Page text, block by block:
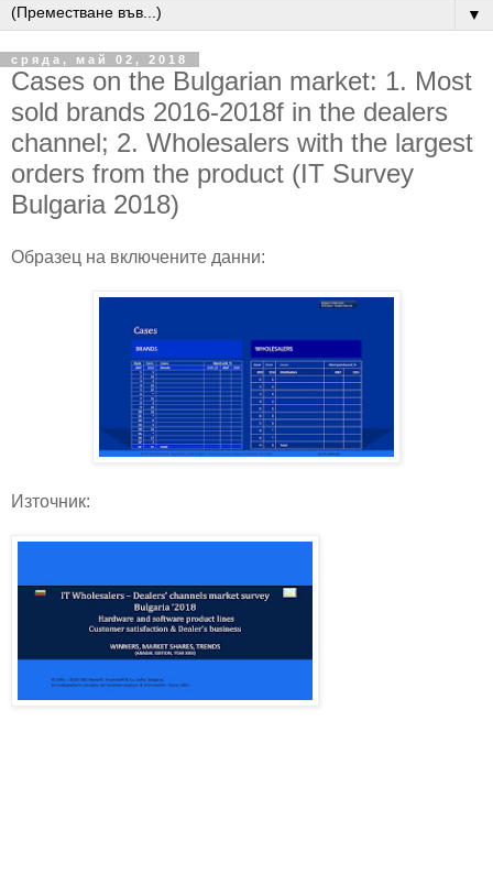
▼
сряда, май 02, 2018
Cases on the Bulgarian market: 1. Most
sold brands 2016-2018f in the dealers
channel; 2. Wholesalers with the largest
orders from the product (IT Survey
Bulgaria 2018)
Образец на включените данни:
Източник: